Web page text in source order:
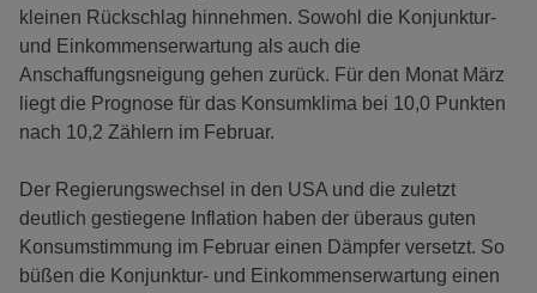
kleinen Rückschlag hinnehmen. Sowohl die Konjunktur-
und Einkommenserwartung als auch die
Anschaffungsneigung gehen zurück. Für den Monat März
liegt die Prognose für das Konsumklima bei 10,0 Punkten
nach 10,2 Zählern im Februar.
Der Regierungswechsel in den USA und die zuletzt
deutlich gestiegene Inflation haben der überaus guten
Konsumstimmung im Februar einen Dämpfer versetzt. So
büßen die Konjunktur- und Einkommenserwartung einen